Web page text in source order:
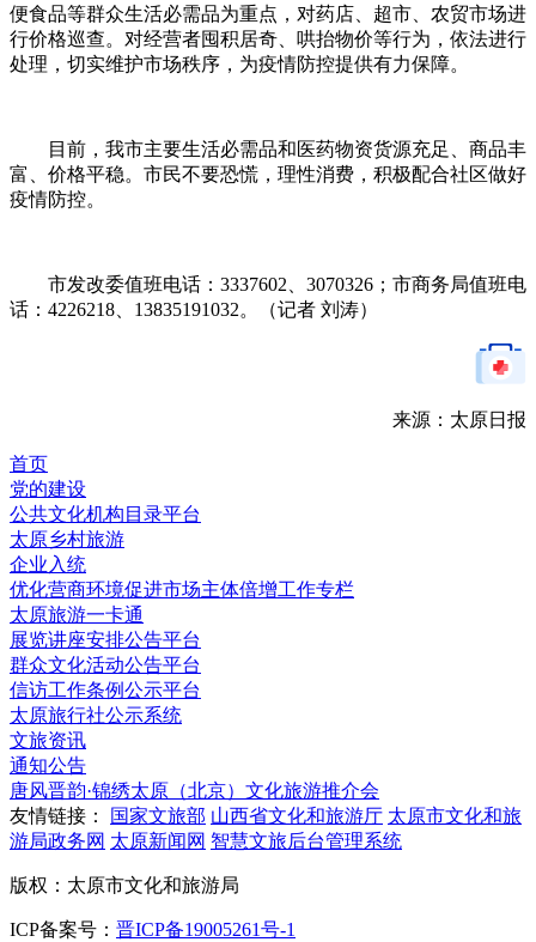
便食品等群众生活必需品为重点，对药店、超市、农贸市场进
行价格巡查。对经营者囤积居奇、哄抬物价等行为，依法进行
处理，切实维护市场秩序，为疫情防控提供有力保障。
目前，我市主要生活必需品和医药物资货源充足、商品丰
富、价格平稳。市民不要恐慌，理性消费，积极配合社区做好
疫情防控。
市发改委值班电话：3337602、3070326；市商务局值班电
话：4226218、13835191032。（记者 刘涛）
来源：太原日报
首页
党的建设
公共文化机构目录平台
太原乡村旅游
企业入统
优化营商环境促进市场主体倍增工作专栏
太原旅游一卡通
展览讲座安排公告平台
群众文化活动公告平台
信访工作条例公示平台
太原旅行社公示系统
文旅资讯
通知公告
唐风晋韵·锦绣太原（北京）文化旅游推介会
友情链接：
国家文旅部 山西省文化和旅游厅 太原市文化和旅
游局政务网 太原新闻网 智慧文旅后台管理系统
版权：太原市文化和旅游局
ICP备案号： 晋ICP备19005261号-1